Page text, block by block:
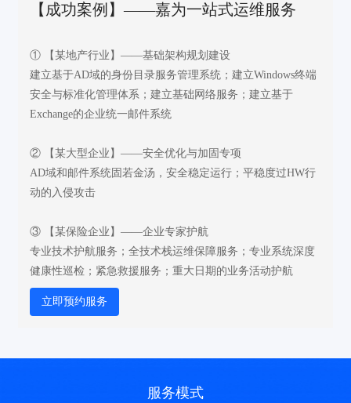
【成功案例】——嘉为一站式运维服务
① 【某地产行业】——基础架构规划建设
建立基于AD域的身份目录服务管理系统；建立Windows终端
安全与标准化管理体系；建立基础网络服务；建立基于
Exchange的企业统一邮件系统
② 【某大型企业】——安全优化与加固专项
AD域和邮件系统固若金汤，安全稳定运行；平稳度过HW行
动的入侵攻击
③ 【某保险企业】——企业专家护航
专业技术护航服务；全技术栈运维保障服务；专业系统深度
健康性巡检；紧急救援服务；重大日期的业务活动护航
立即预约服务
服务模式